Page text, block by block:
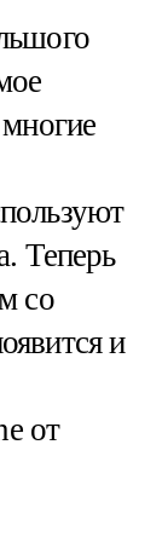
Теперь
со
и
от